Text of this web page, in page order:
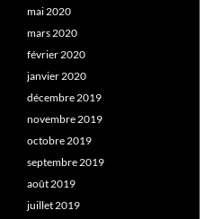
mai 2020
mars 2020
février 2020
janvier 2020
décembre 2019
novembre 2019
octobre 2019
septembre 2019
août 2019
juillet 2019